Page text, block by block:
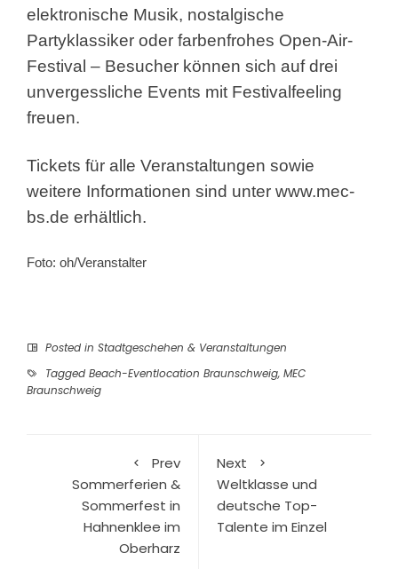
elektronische Musik, nostalgische
Partyklassiker oder farbenfrohes Open-Air-
Festival – Besucher können sich auf drei
unvergessliche Events mit Festivalfeeling
freuen.
Tickets für alle Veranstaltungen sowie
weitere Informationen sind unter www.mec-
bs.de erhältlich.
Foto: oh/Veranstalter
Posted in Stadtgeschehen & Veranstaltungen
Tagged Beach-Eventlocation Braunschweig, MEC
Braunschweig
Prev
Sommerferien &
Sommerfest in
Hahnenklee im
Oberharz
Next
Weltklasse und
deutsche Top-
Talente im Einzel